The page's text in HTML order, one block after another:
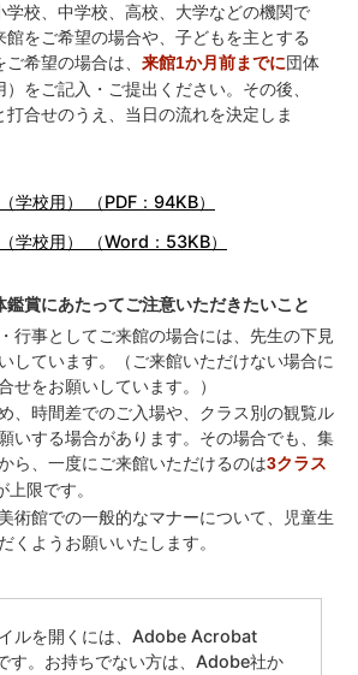
学校、中学校、高校、大学などの機関で
をご希望の場合や、子どもを主とする
希望の場合は、 来館1か月前までに団体
をご記入・ご提出ください。その後、
打合せのうえ、当日の流れを決定しま
学校用） （PDF：94KB）
学校用） （Word：53KB）
賞にあたってご注意いただきたいこと
行事としてご来館の場合には、先生の下見
しています。（ご来館いただけない場合に
せをお願いしています。）
、時間差でのご入場や、クラス別の観覧ル
いする場合があります。その場合でも、集
ら、一度にご来館いただけるのは3クラス
上限です。
術館での一般的なマナーについて、児童生
くようお願いいたします。
ルを開くには、Adobe Acrobat
す。お持ちでない方は、Adobe社か